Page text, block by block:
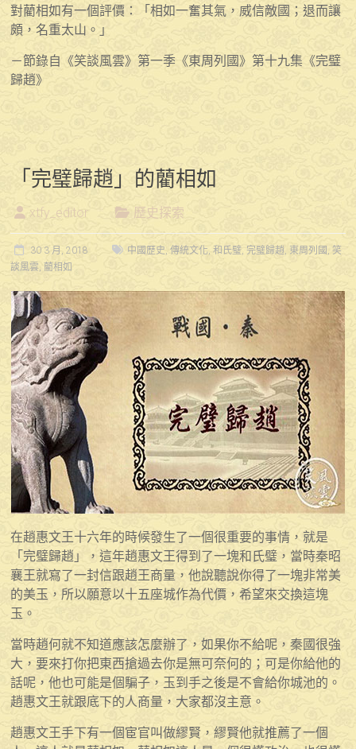
對藺相如有一個評價：「相如一奮其氣，威信敵國；退而讓
頗，名重太山。」
－節錄自《笑談風雲》第一季《東周列國》第十九集《完璧
歸趙》
「完璧歸趙」的藺相如
xtfy_editor 歷史探索
30 3 月, 2018 中國歷史,傳統文化,和氏璧, 完璧歸趙, 東周列國 , 笑
談風雲, 藺相如
在趙惠文王十六年的時候發生了一個很重要的事情，就是
「完璧歸趙」，這年趙惠文王得到了一塊和氏璧，當時秦昭
襄王就寫了一封信跟趙王商量，他說聽說你得了一塊非常美
的美玉，所以願意以十五座城作為代價，希望來交換這塊
玉。
當時趙何就不知道應該怎麼辦了，如果你不給呢，秦國很強
大，要來打你把東西搶過去你是無可奈何的；可是你給他的
話呢，他也可能是個騙子，玉到手之後是不會給你城池的。
趙惠文王就跟底下的人商量，大家都沒主意。
趙惠文王手下有一個宦官叫做繆賢，繆賢他就推薦了一個